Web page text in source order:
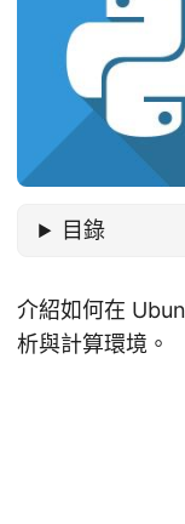
目錄
介紹如何在
析與計算環境。